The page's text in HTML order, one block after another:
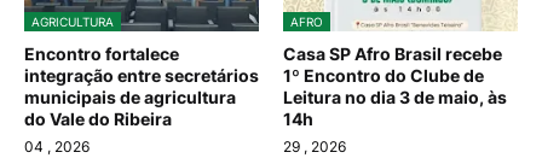
AGRICULTURA
Encontro fortalece
integração entre secretários
municipais de agricultura
do Vale do Ribeira
04 , 2026
AFRO
Casa SP Afro Brasil recebe
1º Encontro do Clube de
Leitura no dia 3 de maio, às
14h
29 , 2026